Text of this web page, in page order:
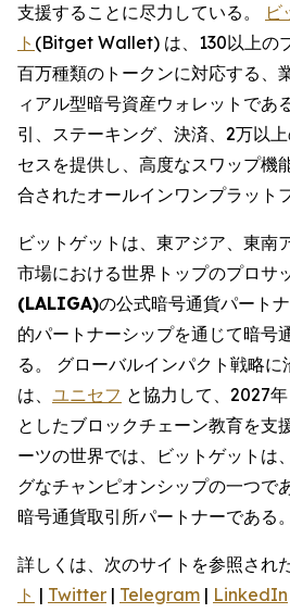
支援することに尽力している。
ビ
ト (Bitget Wallet) は、130以上の
百万種類のトークンに対応する、
ィアル型暗号資産ウォレットであ
引、ステーキング、決済、2万以
セスを提供し、高度なスワップ機
合されたオールインワンプラット
ビットゲットは、東アジア、東南
市場における世界トップのプロサ
(LALIGA)の公式暗号通貨パート
的パートナーシップを通じて暗号
る。 グローバルインパクト戦略に
は、 ユニセフ と協力して、2027
としたブロックチェーン教育を支
ーツの世界では、ビットゲットは
グなチャンピオンシップの一つで
暗号通貨取引所パートナーである。
詳しくは、次のサイトを参照され
ト | Twitter | Telegram | LinkedIn